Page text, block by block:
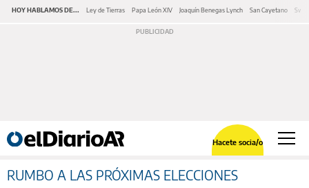
HOY HABLAMOS DE... Ley de Tierras Papa León XIV Joaquín Benegas Lynch San Cayetano
Hacete socia/o
RUMBO A LAS PRÓXIMAS ELECCIONES